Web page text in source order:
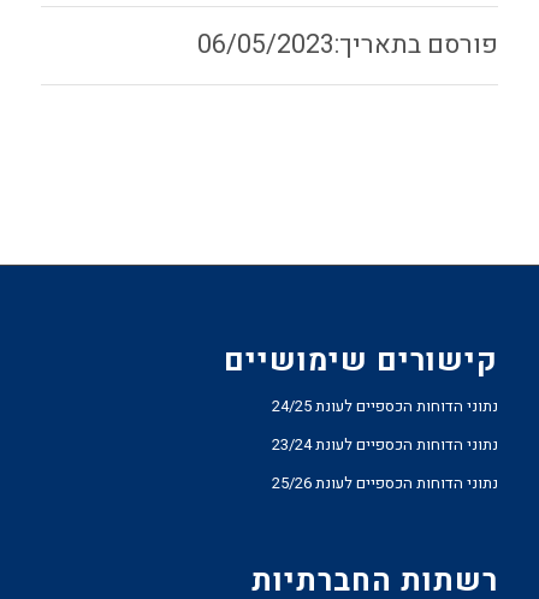
06/05/2023
קישורים שימושיים
נתוני הדוחות הכספיים לעונת 24/25
נתוני הדוחות הכספיים לעונת 23/24
נתוני הדוחות הכספיים לעונת 25/26
רשתות החברתיות